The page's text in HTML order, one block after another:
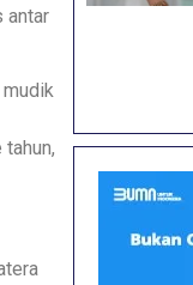
antar
mudik